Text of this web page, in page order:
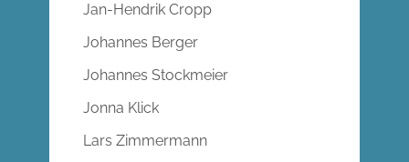
Jan-Hendrik Cropp
Johannes Berger
Johannes Stockmeier
Jonna Klick
Lars Zimmermann